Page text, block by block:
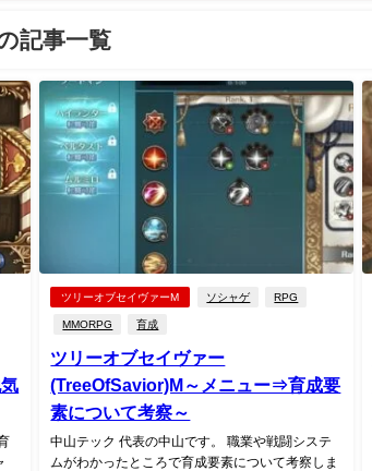
記事一覧
ツリーオブセイヴァーM ソシャゲ RPG
MMORPG 育成
ツリーオブセイヴァー
(TreeOfSavior)M～メニュー⇒育成要
素について考察～
中山テック 代表の中山です。 職業や戦闘システ
ムがわかったところで育成要素について考察しま